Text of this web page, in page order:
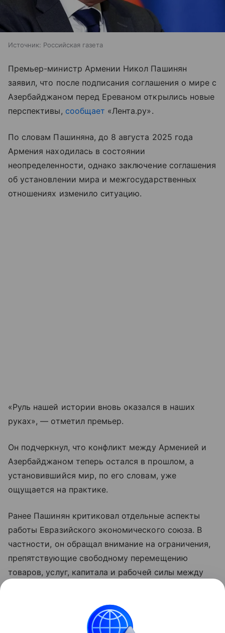
Источник: Российская газета
Премьер-министр Армении Никол Пашинян
заявил, что после подписания соглашения о мире с
Азербайджаном перед Ереваном открылись новые
перспективы, сообщает «Лента.ру».
По словам Пашиняна, до 8 августа 2025 года
Армения находилась в состоянии
неопределенности, однако заключение соглашения
об установлении мира и межгосударственных
отношениях изменило ситуацию.
«Руль нашей истории вновь оказался в наших
руках», — отметил премьер.
Он подчеркнул, что конфликт между Арменией и
Азербайджаном теперь остался в прошлом, а
установившийся мир, по его словам, уже
ощущается на практике.
Ранее Пашинян критиковал отдельные аспекты
работы Евразийского экономического союза. В
частности, он обращал внимание на ограничения,
препятствующие свободному перемещению
товаров, услуг, капитала и рабочей силы между
для бизнеса и эффективность интеграции.